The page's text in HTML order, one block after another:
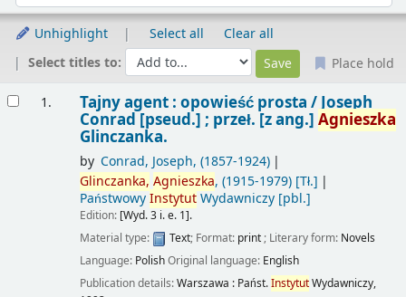
Unhighlight Select all
Clear all
Select titles to:
Place hold
1. Tajny agent : opowieść prosta /Joseph
Conrad [pseud.] ; przeł. [z ang.] Agnieszka
Glinczanka.
by Conrad, Joseph, (1857-1924)
Glinczanka, Agnieszka, (1915-1979)[Tł.]
PaństwowyInstytutWydawniczy[pbl.]
Edition: [Wyd. 3 i. e. 1].
Material type:
Text; Format: print; Literary form: Novels
Language: PolishOriginal language: English
Publication details:Warszawa : Państ.InstytutWydawniczy,